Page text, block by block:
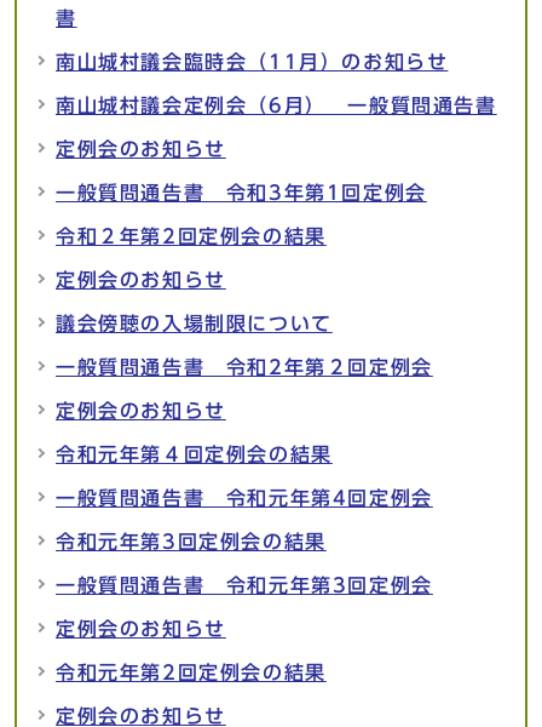
書
南山城村議会臨時会（11月）のお知らせ
南山城村議会定例会（6月） 一般質問通告書
定例会のお知らせ
一般質問通告書 令和3年第1回定例会
令和２年第2回定例会の結果
定例会のお知らせ
議会傍聴の入場制限について
一般質問通告書 令和2年第２回定例会
定例会のお知らせ
令和元年第４回定例会の結果
一般質問通告書 令和元年第4回定例会
令和元年第3回定例会の結果
一般質問通告書 令和元年第3回定例会
定例会のお知らせ
令和元年第2回定例会の結果
定例会のお知らせ